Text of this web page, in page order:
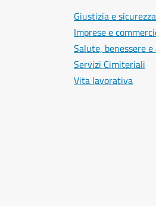
Giustizia e
Imprese e
Salute, benessere
Servizi Cimiteriali
Vita lavorativa